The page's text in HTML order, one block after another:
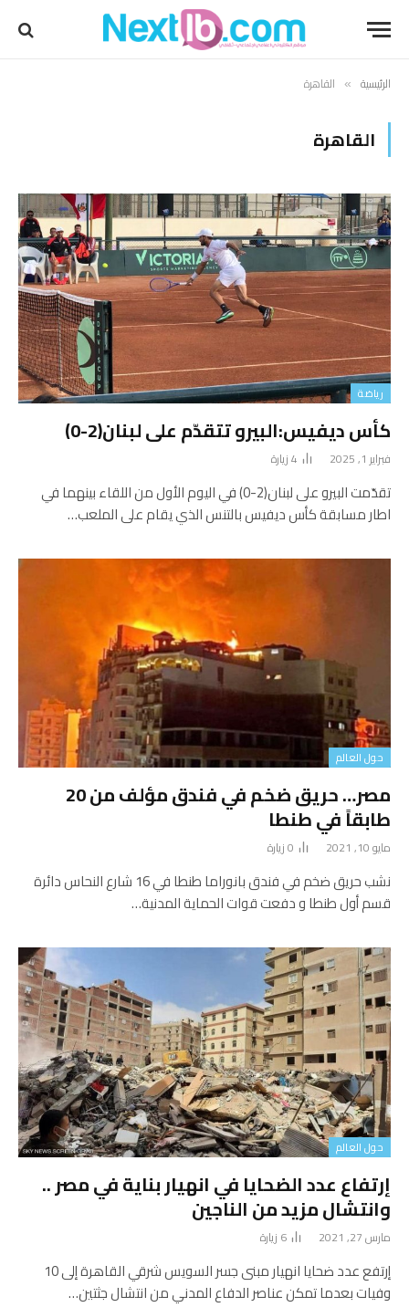
الرئيسية » القاهرة
القاهرة
رياضة
كأس ديفيس:البيرو تتقدّم على لبنان(2-0)
فبراير 1, 2025 4زيارة
تقدّمت البيرو على لبنان(2-0) في اليوم الأول من اللقاء بينهما في
اطار مسابقة كأس ديفيس بالتنس الذي يقام على الملعب…
حول العالم
مصر… حريق ضخم في فندق مؤلف من 20
طابقاً في طنطا
مايو 10, 2021 0زيارة
نشب حريق ضخم في فندق بانوراما طنطا في 16 شارع النحاس دائرة
قسم أول طنطا و دفعت قوات الحماية المدنية…
حول العالم
إرتفاع عدد الضحايا في انهيار بناية في مصر ..
وانتشال مزيد من الناجين
مارس 27, 2021 6 زيارة
إرتفع عدد ضحايا انهيار مبنى جسر السويس شرقي القاهرة إلى 10
وفيات بعدما تمكن عناصر الدفاع المدني من انتشال جثتين…